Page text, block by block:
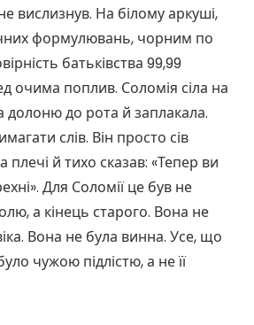
вислизнув. На білому аркуші,
формулювань, чорним по
батьківства 99,99
очима поплив. Соломія сіла на
долоню до рота й заплакала.
слів. Він просто сів
плечі й тихо сказав: «Тепер ви
Для Соломії це був не
а кінець старого. Вона не
Вона не була винна. Усе, що
чужою підлістю, а не її